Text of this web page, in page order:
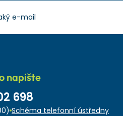
napište
698
Schéma telefonní ústředny